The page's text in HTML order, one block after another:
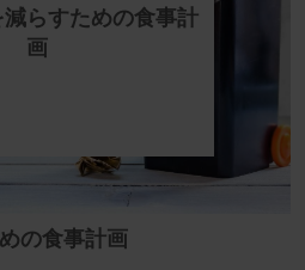
らすための食事計
画
の食事計画